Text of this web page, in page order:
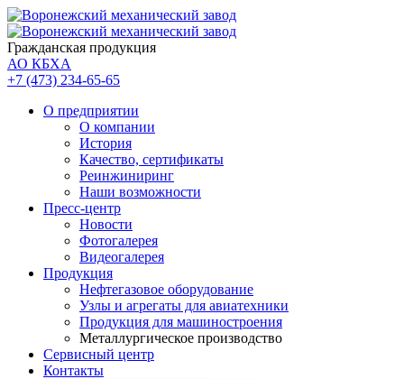
Гражданская продукция
АО КБХА
+7 (473) 234-65-65
О предприятии
О компании
История
Качество, сертификаты
Реинжиниринг
Наши возможности
Пресс-центр
Новости
Фотогалерея
Видеогалерея
Продукция
Нефтегазовое оборудование
Узлы и агрегаты для авиатехники
Продукция для машиностроения
Металлургическое производство
Сервисный центр
Контакты